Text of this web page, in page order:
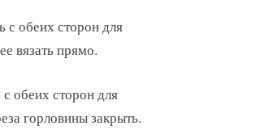
с обеих сторон для
вязать прямо.
обеих сторон для
горловины закрыть.